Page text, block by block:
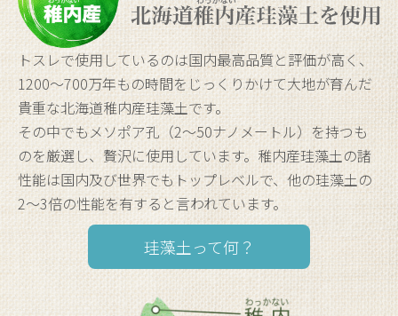
トスレで使用しているのは国内最高品質と評価が高く、
1200〜700万年もの時間をじっくりかけて大地が育んだ
貴重な北海道稚内産珪藻土です。
その中でもメソポア孔（2〜50ナノメートル）を持つも
のを厳選し、贅沢に使用しています。稚内産珪藻土の諸
性能は国内及び世界でもトップレベルで、他の珪藻土の
2〜3倍の性能を有すると言われています。
珪藻土って何？